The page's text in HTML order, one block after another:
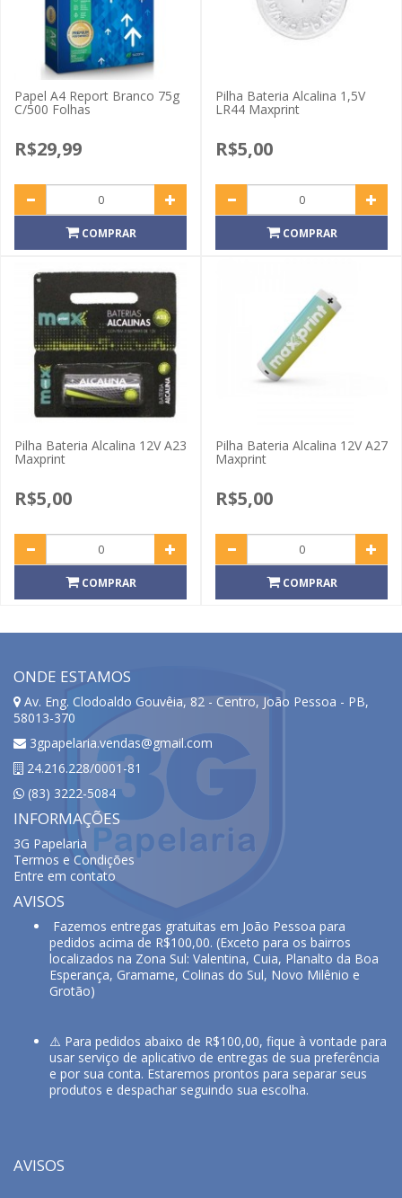
Papel A4 Report Branco 75g
C/500 Folhas
R$29,99
COMPRAR
Pilha Bateria Alcalina 1,5V
LR44 Maxprint
R$5,00
COMPRAR
Pilha Bateria Alcalina 12V A23
Maxprint
R$5,00
COMPRAR
Pilha Bateria Alcalina 12V A27
Maxprint
R$5,00
COMPRAR
ONDE ESTAMOS
Av. Eng. Clodoaldo Gouvêia, 82 - Centro, João Pessoa - PB,
58013-370
3gpapelaria.vendas@gmail.com
24.216.228/0001-81
(83) 3222-5084
INFORMAÇÕES
3G Papelaria
Termos e Condições
Entre em contato
AVISOS
Fazemos entregas gratuitas em João Pessoa para
pedidos acima de R$100,00. (Exceto para os bairros
localizados na Zona Sul: Valentina, Cuia, Planalto da Boa
Esperança, Gramame, Colinas do Sul, Novo Milênio e
Grotão)
⚠️ Para pedidos abaixo de R$100,00, fique à vontade para
usar serviço de aplicativo de entregas de sua preferência
e por sua conta. Estaremos prontos para separar seus
produtos e despachar seguindo sua escolha.
AVISOS